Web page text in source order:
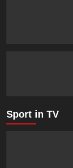
Sport in TV